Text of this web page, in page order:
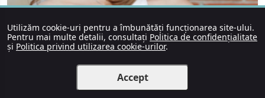
Utilizăm cookie-uri pentru a îmbunătăți funcționarea site-ului.
Pentru mai multe detalii, consultați Politica de confidențialitate
și Politica privind utilizarea cookie-urilor.
Accept